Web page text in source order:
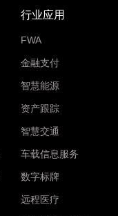
行业应用
FWA
金融支付
智慧能源
资产跟踪
智慧交通
车载信息服务
数字标牌
远程医疗